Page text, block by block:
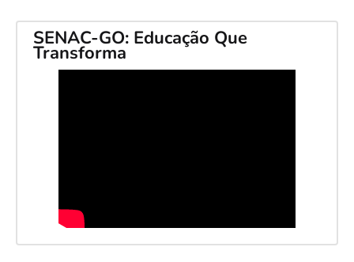
SENAC-GO: Educação Que
Transforma